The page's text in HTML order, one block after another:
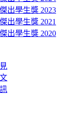
出學生獎 2023
出學生獎 2021
出學生獎 2020